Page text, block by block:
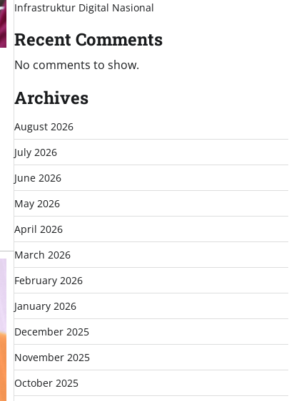
Infrastruktur Digital Nasional
Recent Comments
No comments to show.
Archives
August 2026
July 2026
June 2026
May 2026
April 2026
March 2026
February 2026
January 2026
December 2025
November 2025
October 2025